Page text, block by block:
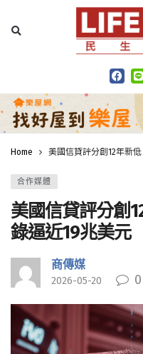
Home 美國信貸評分創12年新
合作媒體
美國信貸評分創
錄逼近19兆美元
商傳媒
2026-05-20 0